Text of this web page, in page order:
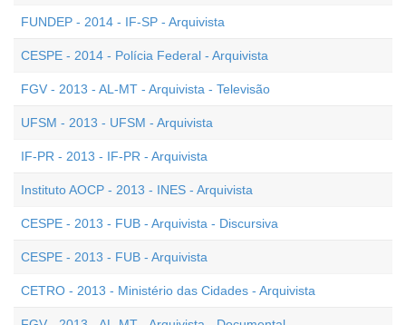
FUNDEP - 2014 - IF-SP - Arquivista
CESPE - 2014 - Polícia Federal - Arquivista
FGV - 2013 - AL-MT - Arquivista - Televisão
UFSM - 2013 - UFSM - Arquivista
IF-PR - 2013 - IF-PR - Arquivista
Instituto AOCP - 2013 - INES - Arquivista
CESPE - 2013 - FUB - Arquivista - Discursiva
CESPE - 2013 - FUB - Arquivista
CETRO - 2013 - Ministério das Cidades - Arquivista